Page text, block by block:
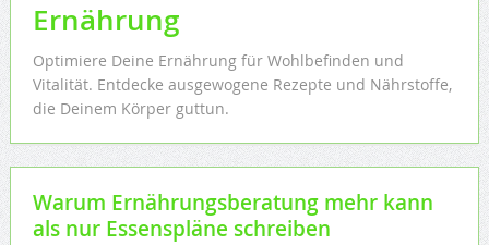
Ernährung
Optimiere Deine Ernährung für Wohlbefinden und
Vitalität. Entdecke ausgewogene Rezepte und Nährstoffe,
die Deinem Körper guttun.
Warum Ernährungsberatung mehr kann
als nur Essenspläne schreiben